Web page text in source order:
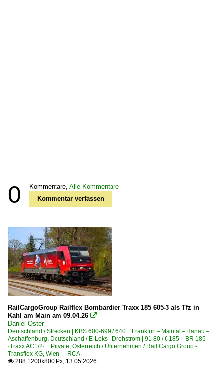
0 Kommentare, Alle Kommentare
Kommentar verfassen
RailCargoGroup Railflex Bombardier Traxx 185 605-3 als Tfz in
Kahl am Main am 09.04.26 
Daniel Oster
Deutschland / Strecken | KBS 600-699 / 640 Frankfurt – Maintal – Hanau –
Aschaffenburg, Deutschland / E-Loks | Drehstrom | 91 80 / 6 185 BR 185
·Traxx AC1/2· Private, Österreich / Unternehmen / Rail Cargo Group -
Transflex KG, Wien ·RCA·
 288 1200x800 Px, 13.05.2026